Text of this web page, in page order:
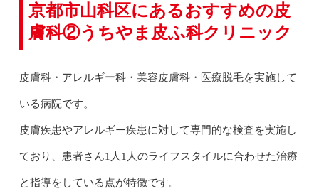
京都市山科区にあるおすすめの皮
膚科②うちやま皮ふ科クリニック
皮膚科・アレルギー科・美容皮膚科・医療脱毛を実施して
いる病院です。
皮膚疾患やアレルギー疾患に対して専門的な検査を実施し
ており、患者さん1人1人のライフスタイルに合わせた治療
と指導をしている点が特徴です。